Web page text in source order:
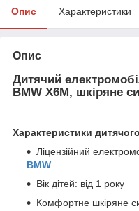
Опис Характеристики
Опис
Дитячий
BMW X6M, шкіряне
Характеристики
Ліцензійний
BMW
Вік дітей: від 1 року
Комфортне шкіряне